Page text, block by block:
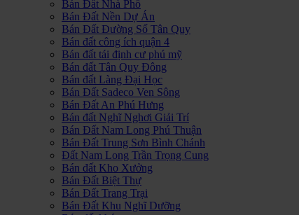
Bán Đất Nhà Phố
Bán Đất Nền Dự Án
Bán Đất Đường Số Tân Quy
Bán đất công ích quận 4
Bán đất tái định cư phú mỹ
Bán đất Tân Quy Đông
Bán đất Làng Đại Học
Bán Đất Sadeco Ven Sông
Bán Đất An Phú Hưng
Bán đất Nghĩ Nghơi Giải Trí
Bán Đất Nam Long Phú Thuận
Bán Đất Trung Sơn Bình Chánh
Đất Nam Long Trần Trọng Cung
Bán đất Kho Xưởng
Bán Đất Biệt Thự
Bán Đất Trang Trại
Bán Đất Khu Nghĩ Dưỡng